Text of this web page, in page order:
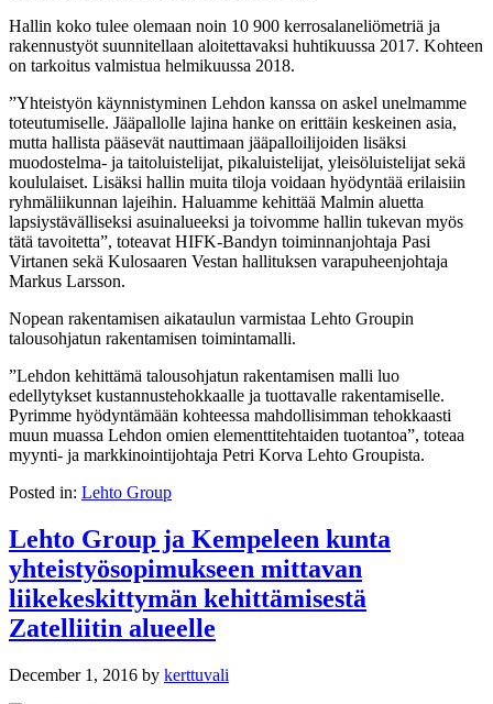
Hallin koko tulee olemaan noin 10 900 kerrosalaneliömetriä ja
rakennustyöt suunnitellaan aloitettavaksi huhtikuussa 2017. Kohteen
on tarkoitus valmistua helmikuussa 2018.
”Yhteistyön käynnistyminen Lehdon kanssa on askel unelmamme
toteutumiselle. Jääpallolle lajina hanke on erittäin keskeinen asia,
mutta hallista pääsevät nauttimaan jääpalloilijoiden lisäksi
muodostelma- ja taitoluistelijat, pikaluistelijat, yleisöluistelijat sekä
koululaiset. Lisäksi hallin muita tiloja voidaan hyödyntää erilaisiin
ryhmäliikunnan lajeihin. Haluamme kehittää Malmin aluetta
lapsiystävälliseksi asuinalueeksi ja toivomme hallin tukevan myös
tätä tavoitetta”, toteavat HIFK-Bandyn toiminnanjohtaja Pasi
Virtanen sekä Kulosaaren Vestan hallituksen varapuheenjohtaja
Markus Larsson.
Nopean rakentamisen aikataulun varmistaa Lehto Groupin
talousohjatun rakentamisen toimintamalli.
”Lehdon kehittämä talousohjatun rakentamisen malli luo
edellytykset kustannustehokkaalle ja tuottavalle rakentamiselle.
Pyrimme hyödyntämään kohteessa mahdollisimman tehokkaasti
muun muassa Lehdon omien elementtitehtaiden tuotantoa”, toteaa
myynti- ja markkinointijohtaja Petri Korva Lehto Groupista.
Posted in: Lehto Group
Lehto Group ja Kempeleen kunta
yhteistyösopimukseen mittavan
liikekeskittymän kehittämisestä
Zatelliitin alueelle
December 1, 2016 by kerttuvali